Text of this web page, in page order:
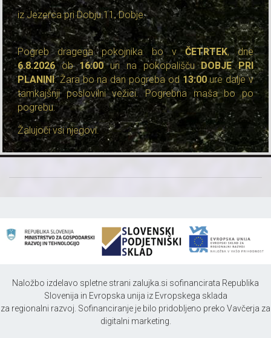
iz Jezerca pri Dobju 11, Dobje.
Pogreb dragega pokojnika bo vČETRTEK, dne
6.8.2026ob16:00uri na pokopališčuDOBJE PRI
PLANINI. Žara bo na dan pogreba od 13:00ure dalje v
tamkajšnji poslovilni vežici. Pogrebna maša bo po
pogrebu.
Žalujoči vsi njegovi.
Naložbo izdelavo spletne strani zalujka.si sofinancirata Republika
Slovenija in Evropska unija iz Evropskega sklada
za regionalni razvoj. Sofinanciranje je bilo pridobljeno preko Vavčerja za
digitalni marketing.